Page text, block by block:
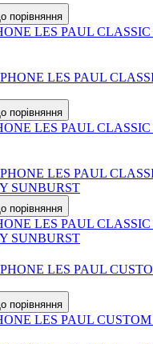
порівняння
LES PAUL
порівняння
LES PAUL
порівняння
LES PAUL
SUNBURST
порівняння
LES PAUL